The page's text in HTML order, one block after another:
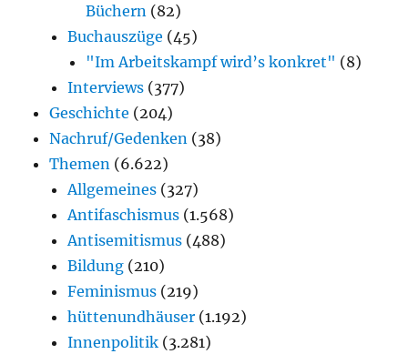
Büchern (82)
Buchauszüge (45)
"Im Arbeitskampf wird’s konkret" (8)
Interviews (377)
Geschichte (204)
Nachruf/Gedenken (38)
Themen (6.622)
Allgemeines (327)
Antifaschismus (1.568)
Antisemitismus (488)
Bildung (210)
Feminismus (219)
hüttenundhäuser (1.192)
Innenpolitik (3.281)